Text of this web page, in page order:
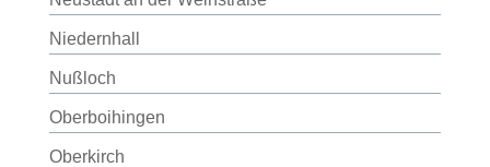
Niedernhall
Nußloch
Oberboihingen
Oberkirch